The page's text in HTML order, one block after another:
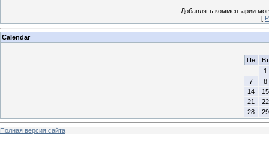
Добавлять комментарии
[
Calendar
Пн
Вт
1
7
8
14
15
21
22
28
29
Полная версия сайта